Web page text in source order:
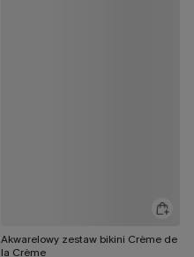
Akwarelowy zestaw bikini Crème de
la Crème